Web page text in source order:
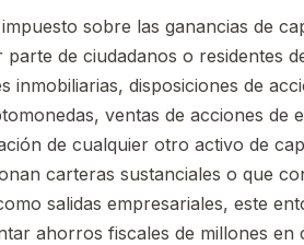
sobre las ganancias de
de ciudadanos o residentes
inmobiliarias, disposiciones de
ventas de acciones de
de cualquier otro activo de
carteras sustanciales o que
salidas empresariales, este
ahorros fiscales de millones en